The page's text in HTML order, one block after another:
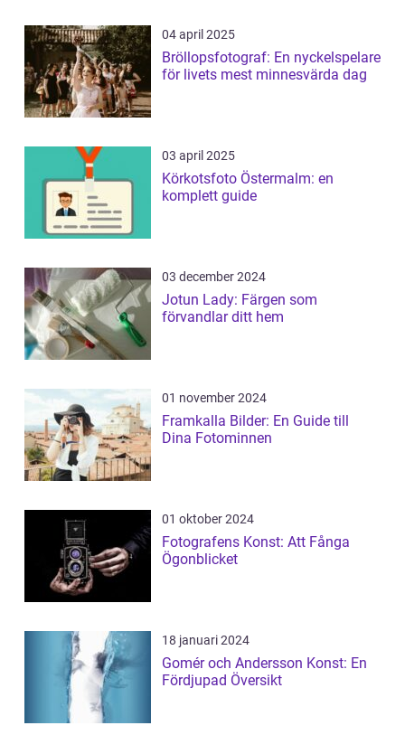
04 april 2025
Bröllopsfotograf: En nyckelspelare
för livets mest minnesvärda dag
03 april 2025
Körkotsfoto Östermalm: en
komplett guide
03 december 2024
Jotun Lady: Färgen som
förvandlar ditt hem
01 november 2024
Framkalla Bilder: En Guide till
Dina Fotominnen
01 oktober 2024
Fotografens Konst: Att Fånga
Ögonblicket
18 januari 2024
Gomér och Andersson Konst: En
Fördjupad Översikt